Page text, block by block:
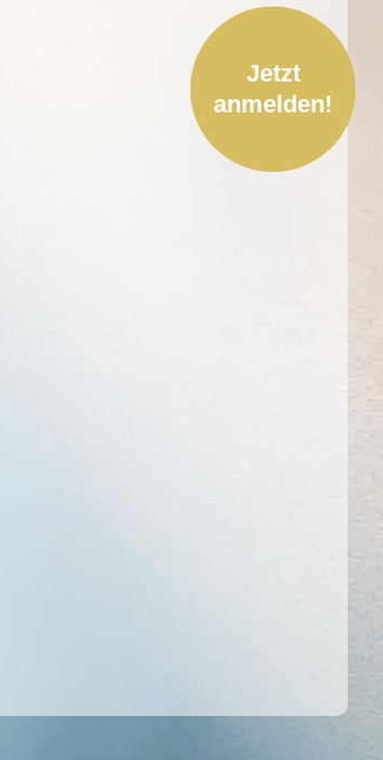
Jetzt
anmelden!